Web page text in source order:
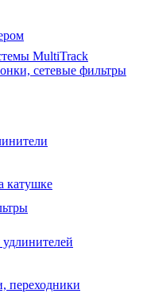
MultiTrack
сетевые фильтры
катушке
переходники